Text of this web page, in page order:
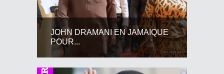
JOHN DRAMANI EN JAMAIQUE
POUR...